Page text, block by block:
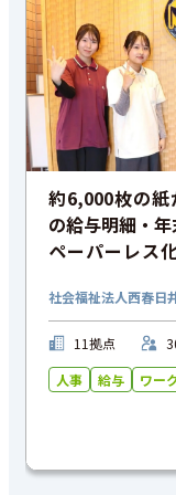
約6,000枚の
の給与明細・
ペーパーレス
社会福祉法人西春日
11拠点
人事
給与 ワー